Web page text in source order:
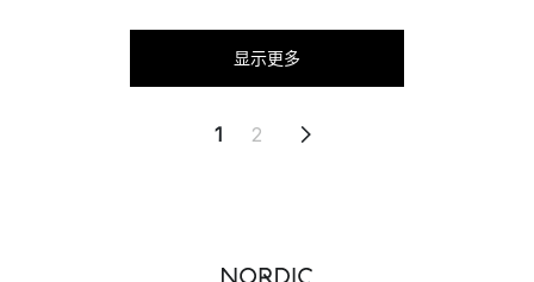
显示更多
1 2